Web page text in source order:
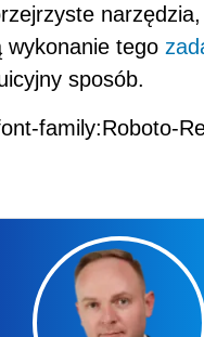
wykonanie tego
sposób.
family:Roboto-